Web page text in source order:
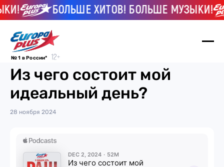
БОЛЬШЕ ХИТОВ! БОЛЬШЕ МУЗЫКИ!
№ 1 в России*
Из чего состоит мой
идеальный день?
28 ноября 2024